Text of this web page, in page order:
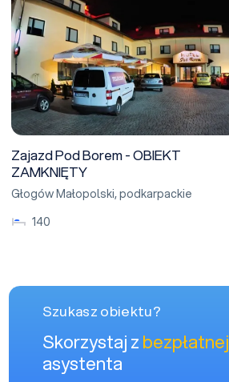
Zajazd Pod Borem - OBIEKT
ZAMKNIĘTY
Głogów Małopolski,podkarpackie
140
Szukasz obiektu?
Skorzystaj zbezpłatnej
asystenta